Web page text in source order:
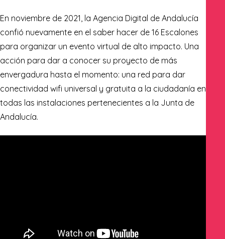
En noviembre de 2021, la Agencia Digital de Andalucía
confió nuevamente en el saber hacer de 16 Escalones
para organizar un evento virtual de alto impacto. Una
acción para dar a conocer su proyecto de más
envergadura hasta el momento: una red para dar
conectividad wifi universal y gratuita a la ciudadanía en
todas las instalaciones pertenecientes a la Junta de
Andalucía.